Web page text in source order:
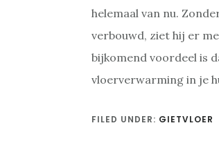
helemaal van nu.
verbouwd, ziet hij er
bijkomend voordeel is
vloerverwarming in je
FILED UNDER: GIETVLOER